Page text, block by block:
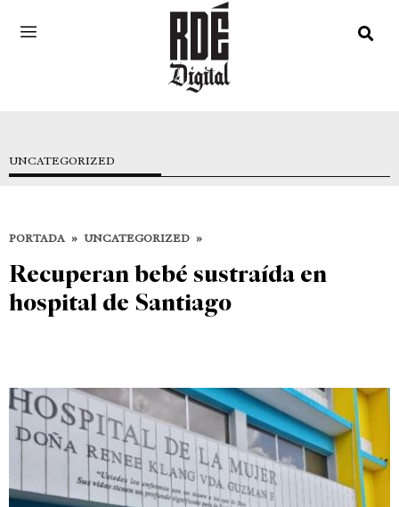
UNCATEGORIZED
PORTADA » UNCATEGORIZED »
Recuperan bebé sustraída en
hospital de Santiago